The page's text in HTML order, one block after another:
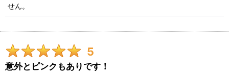
せん。
5
意外とピンクもありです！